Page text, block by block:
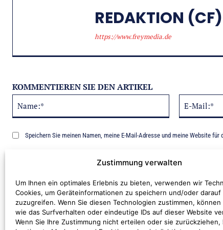
Zustimmung verwalten
Um Ihnen ein optimales Erlebnis zu bieten, verwenden wir
Cookies, um Geräteinformationen zu speichern und/oder darauf
zuzugreifen. Wenn Sie diesen Technologien zustimmen, können
wie das Surfverhalten oder eindeutige IDs auf dieser Website
Wenn Sie Ihre Zustimmung nicht erteilen oder sie zurückziehen,
REDAKTION (CF)
https://www.freymedia.de
KOMMENTIEREN SIE DEN ARTIKEL
Speichern Sie meinen Namen, meine E-Mail-Adresse und meine Website